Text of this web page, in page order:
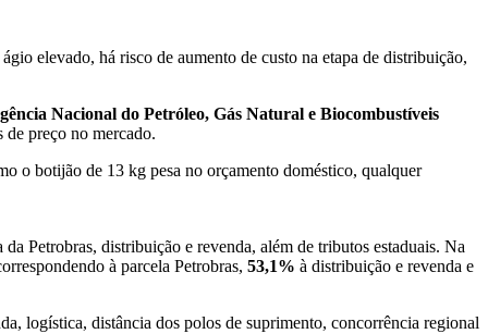
elevado, há risco de aumento de custo na etapa de distribuição,
Nacional do Petróleo, Gás Natural e Biocombustíveis
de preço no mercado.
o botijão de 13 kg pesa no orçamento doméstico, qualquer
Petrobras, distribuição e revenda, além de tributos estaduais. Na
à parcela Petrobras, 53,1% à distribuição e revenda e
logística, distância dos polos de suprimento, concorrência regional